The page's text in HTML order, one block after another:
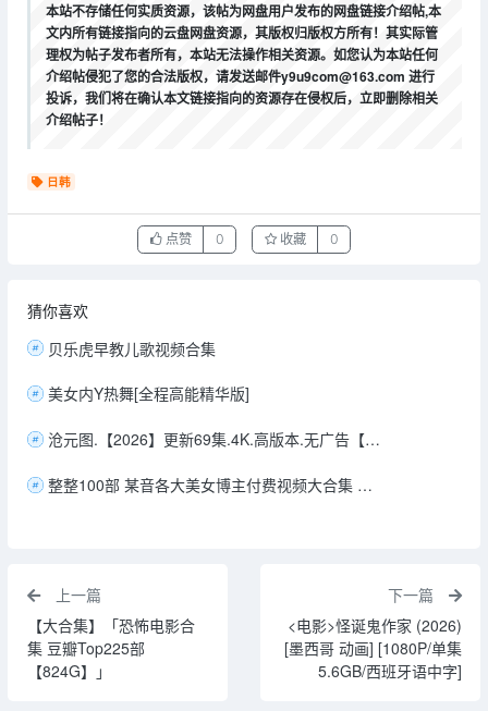
本站不存储任何实质资源，该帖为网盘用户发布的网盘链接介绍帖,本
文内所有链接指向的云盘网盘资源，其版权归版权方所有！其实际管
理权为帖子发布者所有，本站无法操作相关资源。如您认为本站任何
介绍帖侵犯了您的合法版权，请发送邮件y9u9com@163.com 进行
投诉，我们将在确认本文链接指向的资源存在侵权后，立即删除相关
介绍帖子！
日韩
点赞 0 收藏 0
猜你喜欢
贝乐虎早教儿歌视频合集
美女内Y热舞[全程高能精华版]
沧元图.【2026】更新69集.4K.高版本.无广告【1.5G/集】【中文字幕】
整整100部 某音各大美女博主付费视频大合集 榜单大哥真金白银刷出来的 【1.1GB】
上一篇
【大合集】「恐怖电影合
集 豆瓣Top225部
【824G】」
下一篇
<电影>怪诞鬼作家 (2026)
[墨西哥 动画] [1080P/单集
5.6GB/西班牙语中字]